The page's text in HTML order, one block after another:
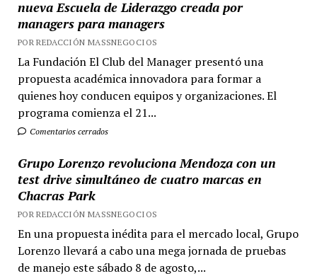
nueva Escuela de Liderazgo creada por
managers para managers
POR REDACCIÓN MASSNEGOCIOS
La Fundación El Club del Manager presentó una
propuesta académica innovadora para formar a
quienes hoy conducen equipos y organizaciones. El
programa comienza el 21...
Comentarios cerrados
Grupo Lorenzo revoluciona Mendoza con un
test drive simultáneo de cuatro marcas en
Chacras Park
POR REDACCIÓN MASSNEGOCIOS
En una propuesta inédita para el mercado local, Grupo
Lorenzo llevará a cabo una mega jornada de pruebas
de manejo este sábado 8 de agosto,...